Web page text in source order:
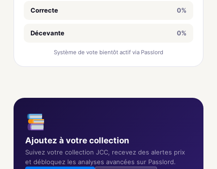
Correcte 0%
Décevante 0%
Système de vote bientôt actif via Passlord
Ajoutez à votre collection
Suivez votre collection JCC, recevez des alertes prix
et débloquez les analyses avancées sur Passlord.